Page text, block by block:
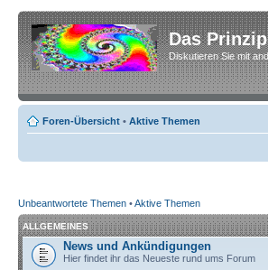
Das
Diskutieren Sie mit
Foren-Übersicht • Aktive Themen
Unbeantwortete Themen •Aktive Themen
ALLGEMEINES
News und Ankündigungen
Hier findet ihr das Neueste rund ums Forum